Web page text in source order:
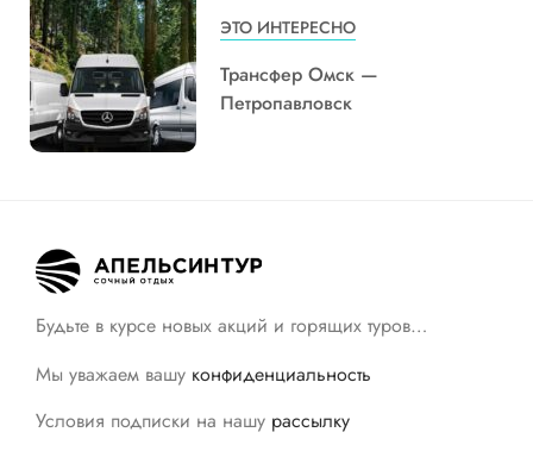
ЭТО ИНТЕРЕСНО
Трансфер Омск —
Петропавловск
Будьте в курсе новых акций и горящих туров…
Мы уважаем вашу конфиденциальность
Условия подписки на нашу рассылку